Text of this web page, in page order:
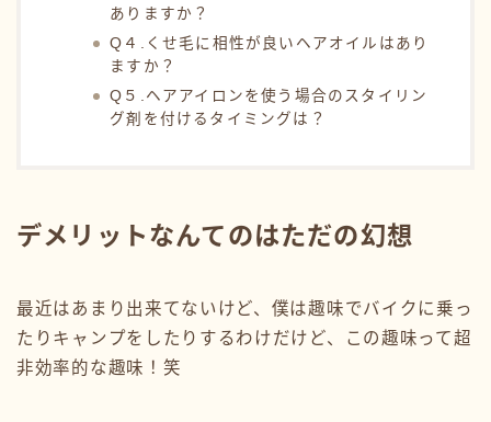
ありますか？
Q４.くせ毛に相性が良いヘアオイルはあり
ますか？
Q５.ヘアアイロンを使う場合のスタイリン
グ剤を付けるタイミングは？
デメリットなんてのはただの幻想
最近はあまり出来てないけど、僕は趣味でバイクに乗っ
たりキャンプをしたりするわけだけど、この趣味って超
非効率的な趣味！笑